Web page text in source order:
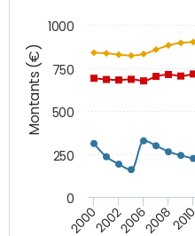
Montants (€)
20002002200620082010
0
250
500
750
1000